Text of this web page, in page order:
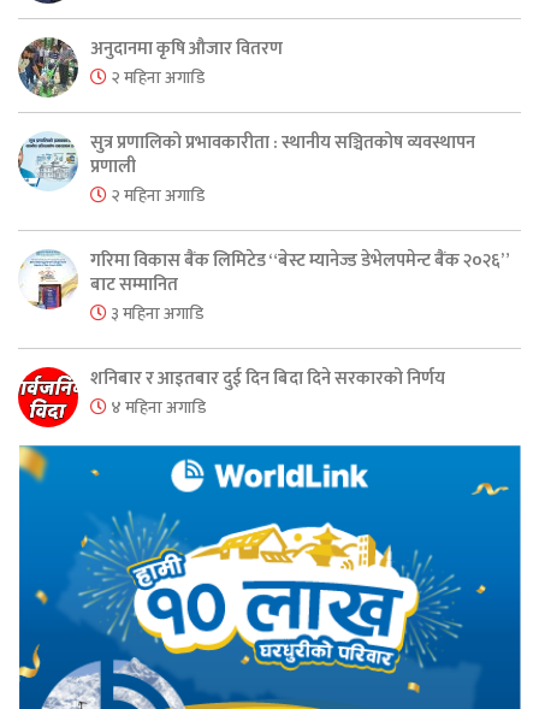
अनुदानमा कृषि औजार वितरण
२ महिना अगाडि
सुत्र प्रणालिको प्रभावकारीता : स्थानीय सञ्चितकोष व्यवस्थापन
प्रणाली
२ महिना अगाडि
गरिमा विकास बैंक लिमिटेड “बेस्ट म्यानेज्ड डेभेलपमेन्ट बैंक २०२६”
बाट सम्मानित
३ महिना अगाडि
शनिबार र आइतबार दुई दिन बिदा दिने सरकारको निर्णय
४ महिना अगाडि